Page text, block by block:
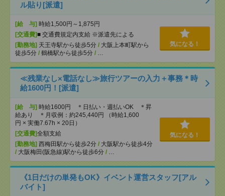
ル貼り[派遣]
[給 与] 時給1,500円～1,875円
[交通費]■ 交通費規定内支給 ※派遣先による
[勤務地] 天王寺駅から徒歩5分 / 大阪上本町駅から
徒歩5分 / 鶴橋駅から徒歩5分 / …
気になる！
≪残業なし×電話なし≫旅行ツアーの入力＋事務＊時
給1600円！[派遣]
[給 与] 時給1600円 ＊日払い・週払いOK ＊昇
給あり ＊月収例：約245,440円 （時給1,600
円 × 実働7.67h × 20日）
[交通費]全額支給
[勤務地] 西梅田駅から徒歩2分 / 大阪駅から徒歩4分
/ 大阪梅田(阪急線)駅から徒歩6分 / …
気になる！
《1日だけの単発もOK》イベント運営スタッフ[アル
バイト]